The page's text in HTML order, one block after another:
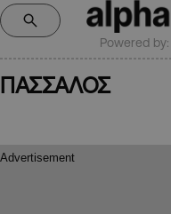
Powered by:
ΠΑΣΣΑΛΟΣ